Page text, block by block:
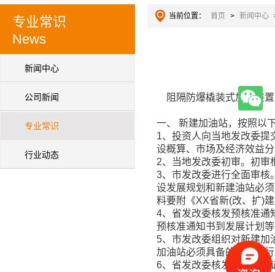
专业常识
News
新闻中心
公司新闻
专业常识
行业动态
当前位置： 首页 > 新闻中心
阻隔防爆橇装式加油装
一、 新建加油站，按照以
1、投资人向当地发改委提
设概算、市场及经济效益
2、当地发改委初审。初审
3、市发改委进行全面审核
设发展规划和新建油站必
料要附《XX省新(改、扩)
4、省发改委核发预核准通
预核准通知书到发展计划
5、市发改委组织对新建加
加油站必须具备的条件进
6、省发改委核发经营批准